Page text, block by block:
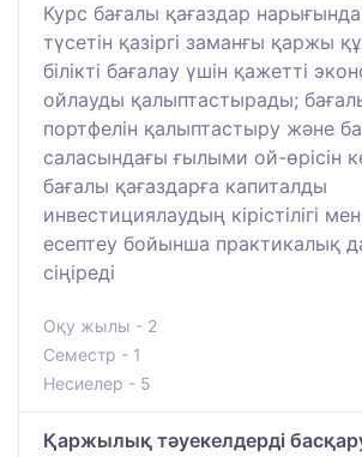
Курс бағалы қағаздар
түсетін қазіргі заманғы қаржы
білікті бағалау үшін қажетті
ойлауды қалыптастырады;
портфелін қалыптастыру және
саласындағы ғылыми ой-өрісін
бағалы қағаздарға капиталды
инвестициялаудың кірістілігі
есептеу бойынша практикалық
сіңіреді
Оқу жылы - 2
Семестр - 1
Несиелер - 5
Қаржылық тәуекелдерді